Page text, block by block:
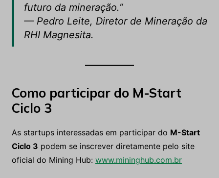
futuro da mineração.”
— Pedro Leite, Diretor de Mineração da
RHI Magnesita.
Como participar do M-Start
Ciclo 3
As startups interessadas em participar do M-Start
Ciclo 3 podem se inscrever diretamente pelo site
oficial do Mining Hub: www.mininghub.com.br